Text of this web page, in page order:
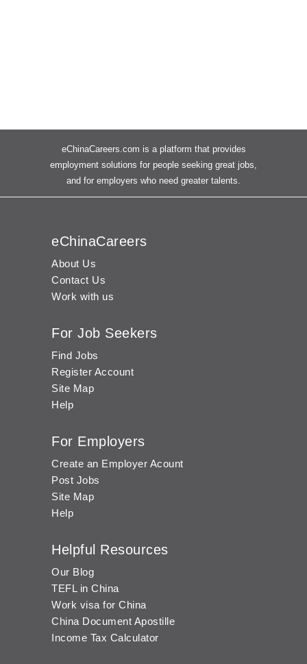
eChinaCareers.com is a platform that provides
employment solutions for people seeking great jobs,
and for employers who need greater talents.
eChinaCareers
About Us
Contact Us
Work with us
For Job Seekers
Find Jobs
Register Account
Site Map
Help
For Employers
Create an Employer Acount
Post Jobs
Site Map
Help
Helpful Resources
Our Blog
TEFL in China
Work visa for China
China Document Apostille
Income Tax Calculator